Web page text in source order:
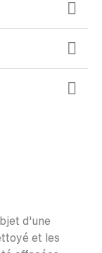
d'une
et les